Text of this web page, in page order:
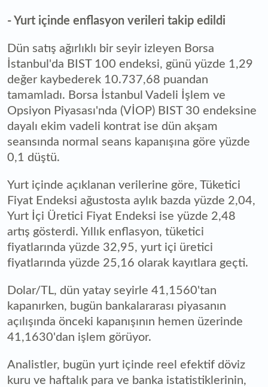
- Yurt içinde enflasyon verileri takip edildi
Dün satış ağırlıklı bir seyir izleyen Borsa
İstanbul'da BIST 100 endeksi, günü yüzde 1,29
değer kaybederek 10.737,68 puandan
tamamladı. Borsa İstanbul Vadeli İşlem ve
Opsiyon Piyasası'nda (VİOP) BIST 30 endeksine
dayalı ekim vadeli kontrat ise dün akşam
seansında normal seans kapanışına göre yüzde
0,1 düştü.
Yurt içinde açıklanan verilerine göre, Tüketici
Fiyat Endeksi ağustosta aylık bazda yüzde 2,04,
Yurt İçi Üretici Fiyat Endeksi ise yüzde 2,48
artış gösterdi. Yıllık enflasyon, tüketici
fiyatlarında yüzde 32,95, yurt içi üretici
fiyatlarında yüzde 25,16 olarak kayıtlara geçti.
Dolar/TL, dün yatay seyirle 41,1560'tan
kapanırken, bugün bankalararası piyasanın
açılışında önceki kapanışının hemen üzerinde
41,1630'dan işlem görüyor.
Analistler, bugün yurt içinde reel efektif döviz
kuru ve haftalık para ve banka istatistiklerinin,